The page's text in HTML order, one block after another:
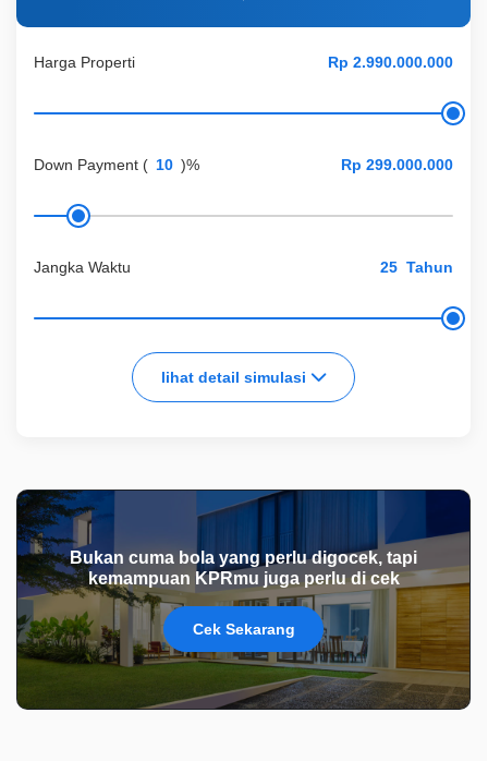
Harga Properti
Down Payment ( )%
Jangka Waktu Tahun
lihat detail simulasi
Bukan cuma bola yang perlu digocek, tapi
kemampuan KPRmu juga perlu di cek
Cek Sekarang